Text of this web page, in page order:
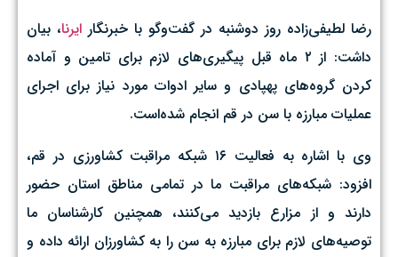
رضا لطیفی‌زاده روز دوشنبه در گفت‌وگو با خبرنگار ایرنا، بیان
داشت: از ۲ ماه قبل پیگیری‌های لازم برای تامین و آماده
کردن گروه‌های پهپادی و سایر ادوات مورد نیاز برای اجرای
عملیات مبارزه با سن در قم انجام شده‌است.
وی با اشاره به فعالیت ۱۶ شبکه مراقبت کشاورزی در قم،
افزود: شبکه‌های مراقبت ما در تمامی مناطق استان حضور
دارند و از مزارع بازدید می‌کنند، همچنین کارشناسان ما
توصیه‌های لازم برای مبارزه به سن را به کشاورزان ارائه داده و